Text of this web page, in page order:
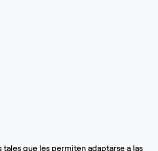
que les permiten adaptarse a las